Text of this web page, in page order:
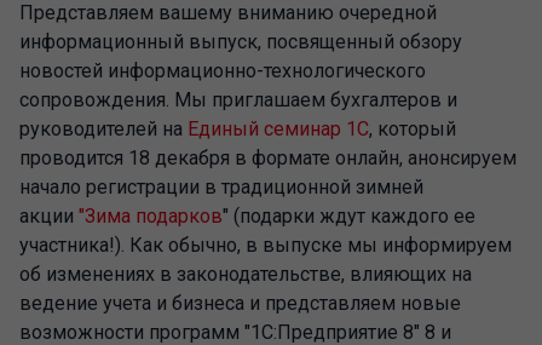
Представляем вашему вниманию очередной
информационный выпуск, посвященный обзору
новостей информационно-технологического
сопровождения. Мы приглашаем бухгалтеров и
руководителей на Единый семинар 1С, который
проводится 18 декабря в формате онлайн, анонсируем
начало регистрации в традиционной зимней
акции "Зима подарков" (подарки ждут каждого ее
участника!). Как обычно, в выпуске мы информируем
об изменениях в законодательстве, влияющих на
ведение учета и бизнеса и представляем новые
возможности программ "1С:Предприятие 8" 8 и